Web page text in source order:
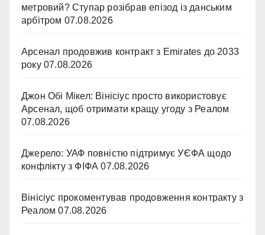
метровий? Ступар розібрав епізод із данським
арбітром 07.08.2026
Арсенал продовжив контракт з Emirates до 2033
року 07.08.2026
Джон Обі Мікел: Вінісіус просто використовує
Арсенал, щоб отримати кращу угоду з Реалом
07.08.2026
Джерело: УАФ повністю підтримує УЄФА щодо
конфлікту з ФІФА 07.08.2026
Вінісіус прокоментував продовження контракту з
Реалом 07.08.2026